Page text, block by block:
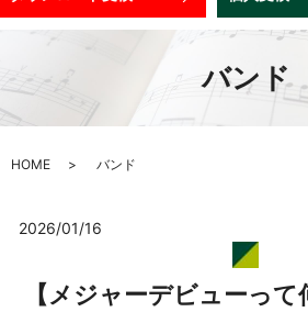
バンド
HOME バンド
2026/01/16
【メジャーデビューって